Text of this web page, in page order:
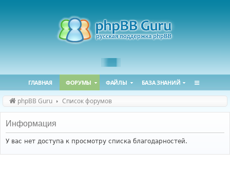
ГЛАВНАЯ ФОРУМЫ ФАЙЛЫ БАЗА ЗНАНИЙ
phpBB Guru Список форумов
Информация
У вас нет доступа к просмотру списка благодарностей.